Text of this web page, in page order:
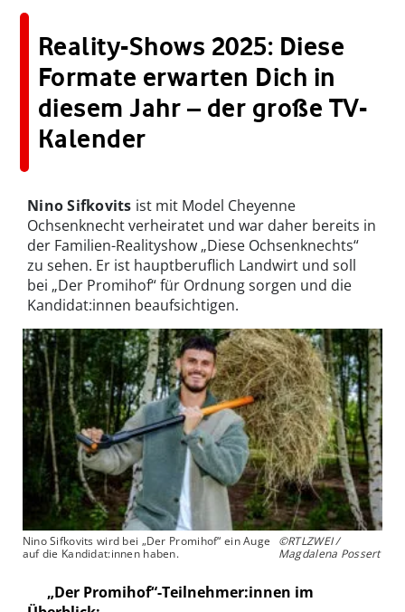
Reality-Shows 2025: Diese
Formate erwarten Dich in
diesem Jahr – der große TV-
Kalender
Nino Sifkovits ist mit Model Cheyenne
Ochsenknecht verheiratet und war daher bereits in
der Familien-Realityshow „Diese Ochsenknechts“
zu sehen. Er ist hauptberuflich Landwirt und soll
bei „Der Promihof“ für Ordnung sorgen und die
Kandidat:innen beaufsichtigen.
Nino Sifkovits wird bei „Der Promihof“ ein Auge
auf die Kandidat:innen haben.
©RTLZWEI /
Magdalena Possert
„Der Promihof“-Teilnehmer:innen im